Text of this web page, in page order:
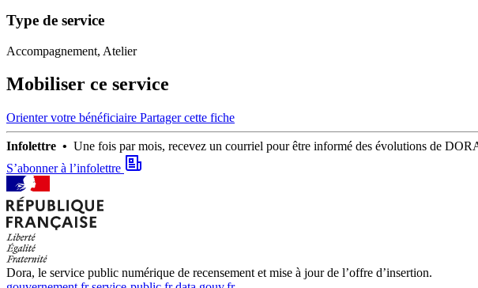
Type de service
Accompagnement, Atelier
Mobiliser ce service
Orienter votre bénéficiaire Partager cette fiche
Infolettre • Une fois par mois, recevez un courriel pour être informé des évolutions de
S’abonner à l’infolettre
Dora, le service public numérique de recensement et mise à jour de l’offre d’insertion.